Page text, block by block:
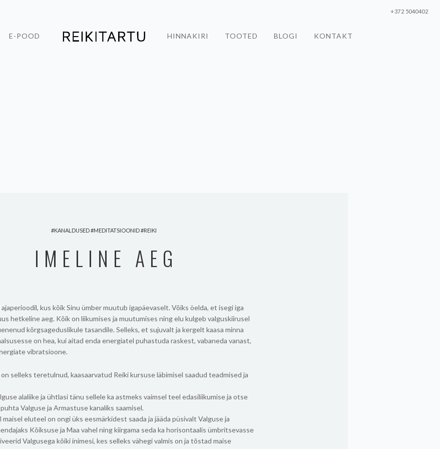
+372 5040402
E-POOD HINNAKIRI TOOTED BLOGI KONTAKT
KANALDUSED MEDITATSIOONID REIKI
IMELINE AEG
ajaperioodil, kus kõik Sinu ümber muutub igapäevaselt. Võiks öelda, et isegi iga
hetkeline aeg. Kõik on liikumises ja muutumises ning elu kulgeb valguskiirusel
kõrgsageduslikule tasandile. Selleks, et sujuvalt ja kergelt kaasa minna
on hea, kui aitad enda energiatel puhastuda raskest, vabaneda vanast,
vibratsioone.
selleks teretulnud, kaasaarvatud Reiki kursuse läbimisel saadud teadmised ja
alaliike ja ühtlasi tänu sellele ka astmeks vaimsel teel edasiliikumise ja otse
Valguse ja Armastuse kanaliks saamisel.
maisel eluteel on ongi üks eesmärkidest saada ja jääda püsivalt Valguse ja
Kõiksuse ja Maa vahel ning kiirgama seda ka horisontaalis ümbritsevasse
Valgusega kõiki inimesi, kes selleks vähegi valmis on ja tõstad maise